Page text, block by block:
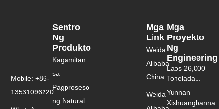
Mga
Link
Weida
Alibaba
China
Weida
Sentro
Ng
Produkto
Kagamitan
sa
Pagproseso
ng Natural
Mga
Proyekto
Ng
Engineering
Laos 26,000
Tonelada...
Yunnan
Mobile: +86-
13531096220